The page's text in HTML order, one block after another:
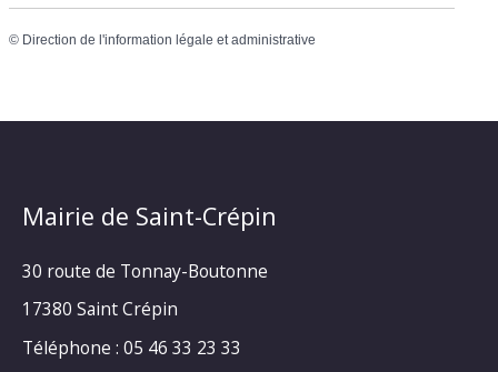
© Direction de l'information légale et administrative
Mairie de Saint-Crépin
30 route de Tonnay-Boutonne
17380 Saint Crépin
Téléphone : 05 46 33 23 33